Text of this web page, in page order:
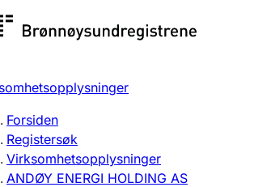
endre, slette
Forsiden
Registersøk
Virksomhetsopplysninger
ANDØY ENERGI HOLDING AS